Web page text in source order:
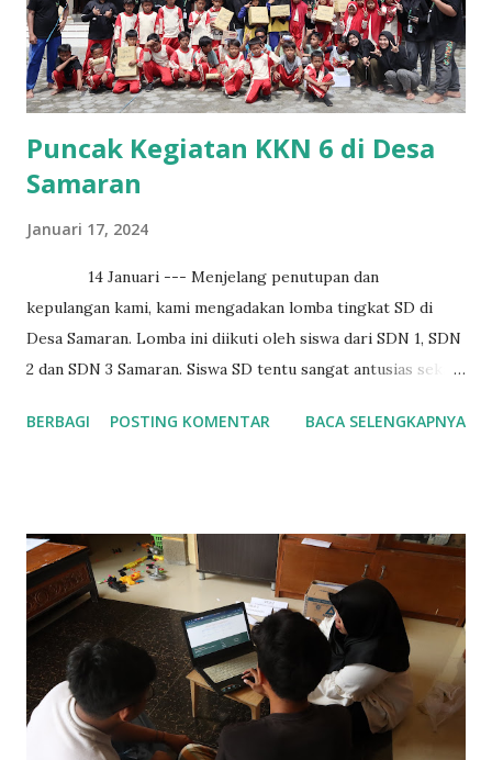
Puncak Kegiatan KKN 6 di Desa
Samaran
Januari 17, 2024
14 Januari --- Menjelang penutupan dan
kepulangan kami, kami mengadakan lomba tingkat SD di
Desa Samaran. Lomba ini diikuti oleh siswa dari SDN 1, SDN
2 dan SDN 3 Samaran. Siswa SD tentu sangat antusias sekali
menarik dan menyenangkan. Lomba yang diadakan
kegiatan lomba :
BERBAGI POSTING KOMENTAR BACA SELENGKAPNYA